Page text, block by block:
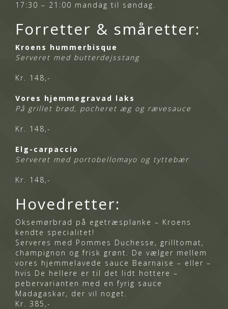
17:30 – 21:00 mandag til søndag.
Forretter & småretter:
Kroens hummerbisque
Serveret med butterdejsstang
Kr. 148,-
Vores hjemmegravad laks
På grillet brød, pocheret æg og rævesauce
Kr. 148,-
Elg-carpaccio
Serveret med portobellomayo og tyttebær
Kr. 148,-
Hovedretter:
Oksemørbrad på egetræsplanke – Kroens
kendte specialitet!
Serveres med Pommes Duchesse, grilltomat,
champignon og frisk grønt. De vælger mellem
vores hjemmelavede sauce Bearnaise – eller –
hvis De hellere er til det lidt hottere –
pebervarianten med en fyrig sauce
Madagaskar, der vil noget.
Kr. 385,-